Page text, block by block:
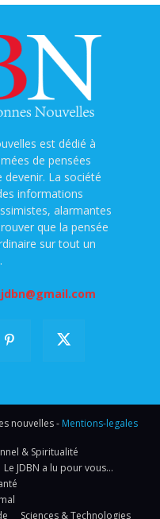
est dédié à
de pensées
La société
informations
alarmantes
que la pensée
sur tout un
nouvelles - Mentions-legales
& Spiritualité
Le JDBN a lu pour vous…
Sciences & Technologies